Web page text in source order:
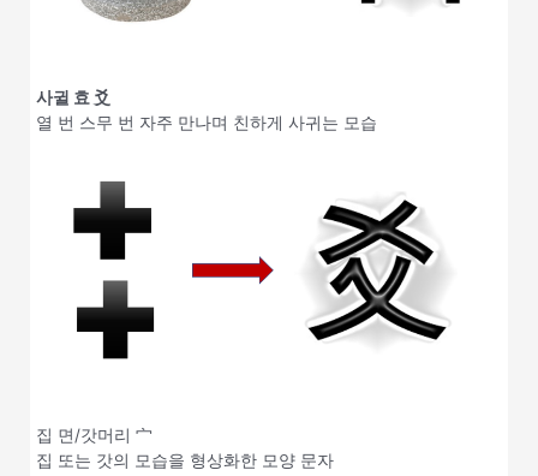
사귈 효 爻
열 번 스무 번 자주 만나며 친하게 사귀는 모습
집 면/갓머리 宀
집 또는 갓의 모습을 형상화한 모양 문자